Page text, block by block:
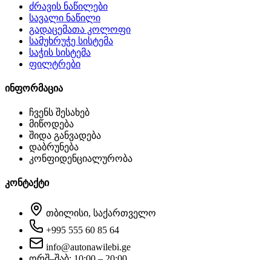
ძრავის ნაწილები
სავალი ნაწილი
გადაცემათა კოლოფი
სამუხრუჭე სისტემა
საჭის სისტემა
ფილტრები
ინფორმაცია
ჩვენს შესახებ
მიწოდება
შიდა განვადება
დაბრუნება
კონფიდენციალურობა
კონტაქტი
თბილისი, საქართველო
+995 555 60 85 64
info@autonawilebi.ge